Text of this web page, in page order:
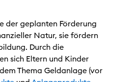
der geplanten Förderung
Natur, sie fördern
Durch die
sich Eltern und Kinder
Thema Geldanlage (vor